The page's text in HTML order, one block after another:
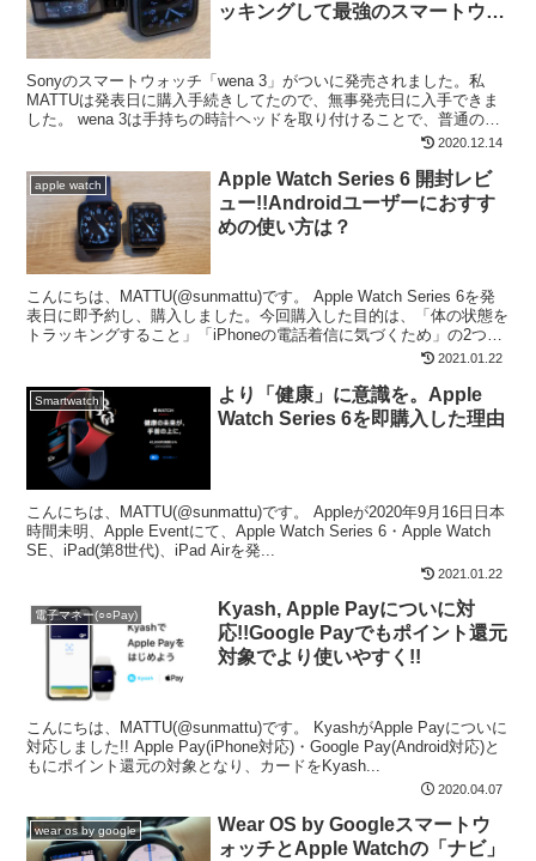
ッキングして最強のスマートウォ
Sonyのスマートウォッチ「wena 3」がついに発売されました。私
MATTUは発表日に購入手続きしてたので、無事発売日に入手できま
した。 wena 3は手持ちの時計ヘッドを取り付けることで、普通の時
2020.12.14
apple watch
Apple Watch Series 6 開封レビ
ュー!!Androidユーザーにおすす
めの使い方は？
こんにちは、MATTU(@sunmattu)です。 Apple Watch Series 6を発
表日に即予約し、購入しました。今回購入した目的は、「体の状態を
トラッキングすること」「iPhoneの電話着信に気づくため」の2つ。
2021.01.22
Smartwatch
より「健康」に意識を。Apple
Watch Series 6を即購入した理由
こんにちは、MATTU(@sunmattu)です。 Appleが2020年9月16日日本
時間未明、Apple Eventにて、Apple Watch Series 6・Apple Watch
SE、iPad(第8世代)、iPad Airを発...
2021.01.22
電子マネー(○○Pay)
Kyash, Apple Payについに対
応!!Google Payでもポイント還元
対象でより使いやすく!!
こんにちは、MATTU(@sunmattu)です。 KyashがApple Payについに
対応しました!! Apple Pay(iPhone対応)・Google Pay(Android対応)と
もにポイント還元の対象となり、カードをKyash...
2020.04.07
wear os by google
Wear OS by Googleスマートウ
ォッチとApple Watchの「ナビ」